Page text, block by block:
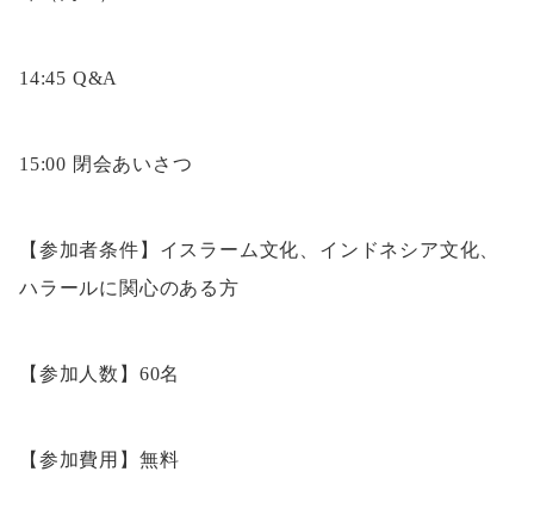
14:45 Q&A
15:00 閉会あいさつ
【参加者条件】イスラーム文化、インドネシア文化、
ハラールに関心のある方
【参加人数】60名
【参加費用】無料